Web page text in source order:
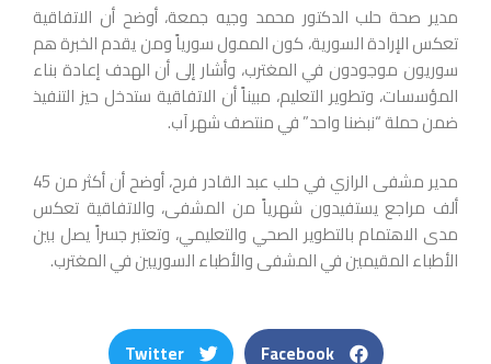
مدير صحة حلب الدكتور محمد وجيه جمعة، أوضح أن الاتفاقية
تعكس الإرادة السورية، كون الممول سورياً ومن يقدم الخبرة هم
سوريون موجودون في المغترب، وأشار إلى أن الهدف إعادة بناء
المؤسسات، وتطوير التعليم، مبيناً أن الاتفاقية ستدخل حيز التنفيذ
ضمن حملة “نبضنا واحد” في منتصف شهر آب.
مدير مشفى الرازي في حلب عبد القادر فرح، أوضح أن أكثر من 45
ألف مراجع يستفيدون شهرياً من المشفى، والاتفاقية تعكس
مدى الاهتمام بالتطوير الصحي والتعليمي، وتعتبر جسراً يصل بين
الأطباء المقيمين في المشفى والأطباء السوريين في المغترب.
Facebook
Twitter